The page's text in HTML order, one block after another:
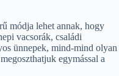
módja lehet annak, hogy
vacsorák, családi
ünnepek, mind-mind olyan
egymással a